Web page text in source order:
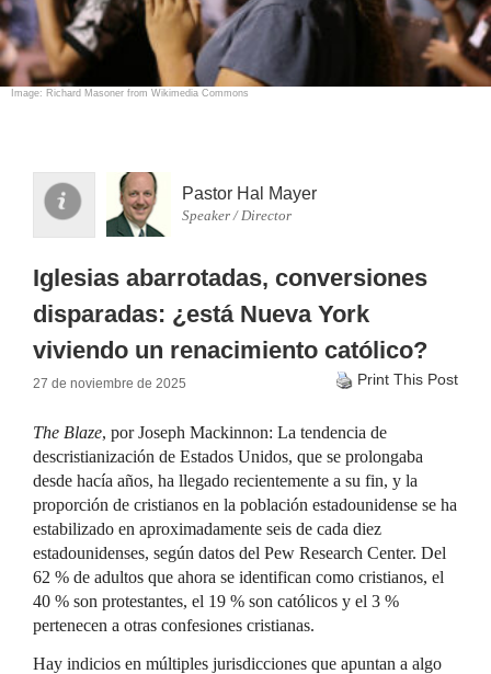
Image: Richard Masoner from Wikimedia Commons
Pastor Hal Mayer
Speaker / Director
Iglesias abarrotadas, conversiones
disparadas: ¿está Nueva York
viviendo un renacimiento católico?
27 de noviembre de 2025 Print This Post
The Blaze, por Joseph Mackinnon: La tendencia de
descristianización de Estados Unidos, que se prolongaba
desde hacía años, ha llegado recientemente a su fin, y la
proporción de cristianos en la población estadounidense se ha
estabilizado en aproximadamente seis de cada diez
estadounidenses, según datos del Pew Research Center. Del
62 % de adultos que ahora se identifican como cristianos, el
40 % son protestantes, el 19 % son católicos y el 3 %
pertenecen a otras confesiones cristianas.
Hay indicios en múltiples jurisdicciones que apuntan a algo